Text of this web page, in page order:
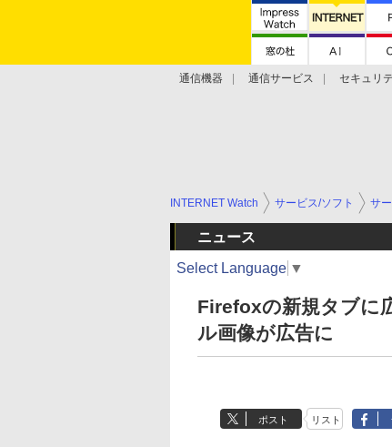
通信機器 通信サービス セキュリ
INTERNET Watch サービス/ソフト サ
ニュース
Select Language ▼
Firefoxの新規タブに
ル画像が広告に
ポスト リスト